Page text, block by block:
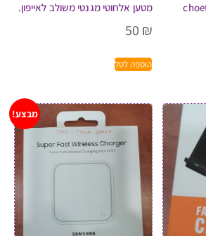
מטען אלחוטי מגנטי משולב לאייפון.
50 ₪
הוספה לסל
מבצע!